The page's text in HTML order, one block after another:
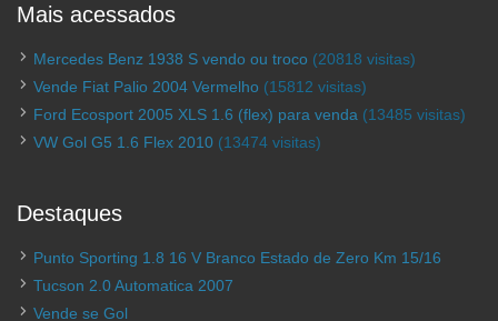
Mais acessados
Mercedes Benz 1938 S vendo ou troco (20818 visitas)
Vende Fiat Palio 2004 Vermelho (15812 visitas)
Ford Ecosport 2005 XLS 1.6 (flex) para venda (13485 visitas)
VW Gol G5 1.6 Flex 2010 (13474 visitas)
Destaques
Punto Sporting 1.8 16 V Branco Estado de Zero Km 15/16
Tucson 2.0 Automatica 2007
Vende se Gol